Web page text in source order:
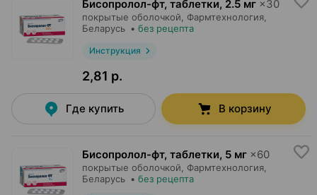
Бисопролол-фт, таблетки, 2.5 мг ×30
покрытые оболочкой, Фармтехнология
Беларусь • без рецепта
Инструкция
2,81 р.
Где купить В корзину
Бисопролол-фт, таблетки, 5 мг ×60
покрытые оболочкой, Фармтехнология
Беларусь • без рецепта